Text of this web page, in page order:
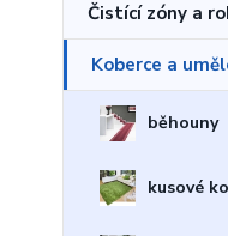
Čistící zóny a
Koberce a
běhouny
kusové